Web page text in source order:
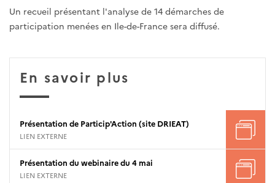
Un recueil présentant l'analyse de 14 démarches de
participation menées en Ile-de-France sera diffusé.
En savoir plus
Présentation de Particip'Action (site DRIEAT)
LIEN EXTERNE
Présentation du webinaire du 4 mai
LIEN EXTERNE